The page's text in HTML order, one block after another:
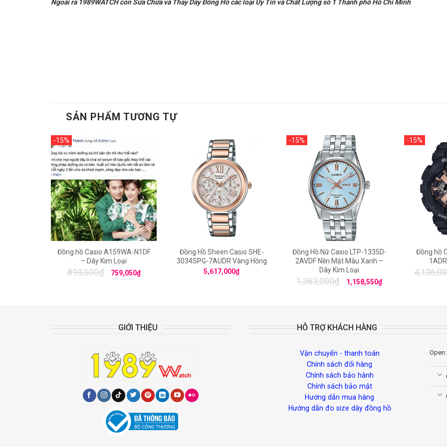
Ngoài ra 1989WATCH còn Sửa Chữa và Thay Dây Đồng Hồ các loại Uy Tín và Chất Lượng số 1 Thành phố Hồ Chí Minh
SẢN PHẨM TƯƠNG TỰ
-15%
Đồng hồ Casio A159WA-N1DF
– Dây Kim Loại
893,000₫ 759,050₫
Đồng Hồ Sheen Casio SHE-
3034SPG-7AUDR Vàng Hồng
5,617,000₫
-15%
Đồng Hồ Nữ Casio LTP-1335D-
2AVDF Nền Mặt Màu Xanh –
Dây Kim Loại
1,363,000₫ 1,158,550₫
-15%
Đồng hồ
GIỚI THIỆU HỖ TRỢ KHÁCH HÀNG
Vận chuyển - thanh toán
Chính sách đổi hàng
Chính sách bảo hành
Chính sách bảo mật
Hướng dẫn mua hàng
Hướng dẫn đo size dây đồng hồ